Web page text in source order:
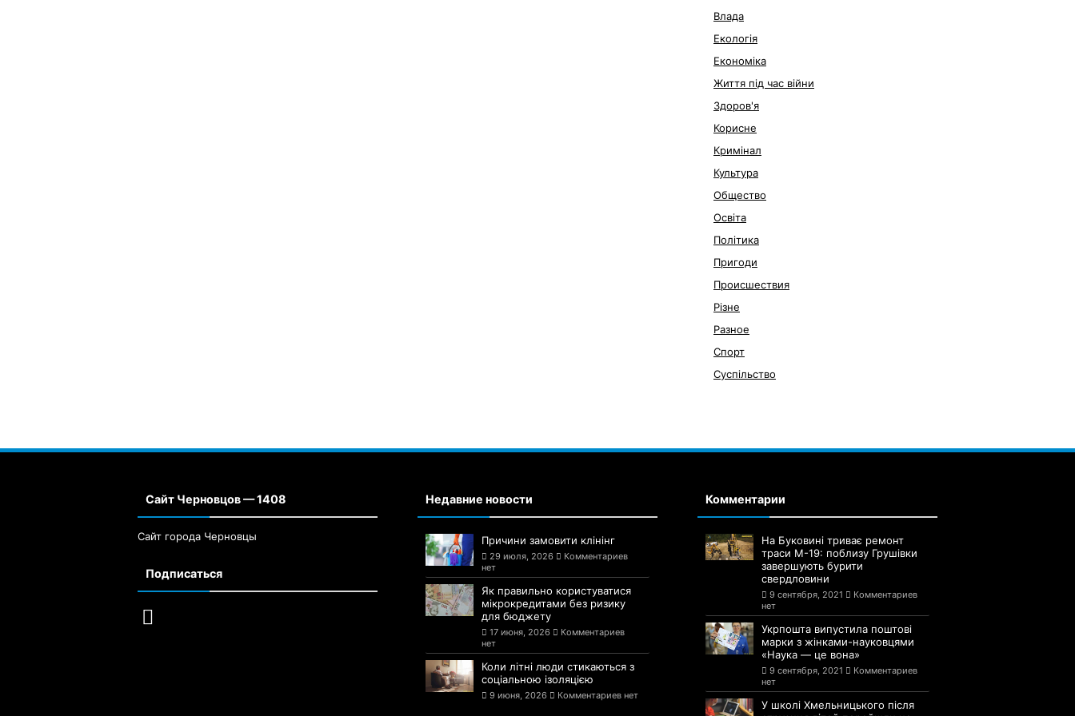
Влада
Екологія
Економіка
Життя під час війни
Здоров'я
Корисне
Кримінал
Культура
Общество
Освіта
Політика
Пригоди
Происшествия
Різне
Разное
Спорт
Суспільство
Сайт Черновцов — 1408
Сайт города Черновцы
Подписаться
Недавние новости
Причини замовити клінінг
29 июля, 2026
Комментариев
нет
Як правильно користуватися
мікрокредитами без ризику
для бюджету
17 июня, 2026
Комментариев
нет
Коли літні люди стикаються з
соціальною ізоляцією
9 июня, 2026 Комментариев нет
Комментарии
На Буковині триває ремонт
траси М-19: поблизу Грушівки
завершують бурити
свердловини
9 сентября, 2021
Комментариев
нет
Укрпошта випустила поштові
марки з жінками-науковцями
«Наука — це вона»
9 сентября, 2021
Комментариев
нет
У школі Хмельницького після